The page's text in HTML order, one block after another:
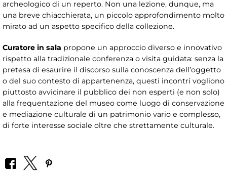
archeologico di un reperto. Non una lezione, dunque, ma
una breve chiacchierata, un piccolo approfondimento molto
mirato ad un aspetto specifico della collezione.
Curatore in sala propone un approccio diverso e innovativo
rispetto alla tradizionale conferenza o visita guidata: senza la
pretesa di esaurire il discorso sulla conoscenza dell’oggetto
o del suo contesto di appartenenza, questi incontri vogliono
piuttosto avvicinare il pubblico dei non esperti (e non solo)
alla frequentazione del museo come luogo di conservazione
e mediazione culturale di un patrimonio vario e complesso,
di forte interesse sociale oltre che strettamente culturale.